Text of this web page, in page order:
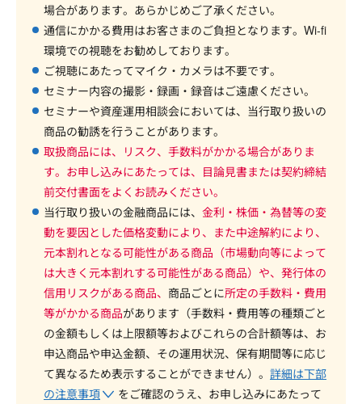
場合があります。あらかじめご了承ください。
通信にかかる費用はお客さまのご負担となります。Wi-fi
環境での視聴をお勧めしております。
ご視聴にあたってマイク・カメラは不要です。
セミナー内容の撮影・録画・録音はご遠慮ください。
セミナーや資産運用相談会においては、当行取り扱いの
商品の勧誘を行うことがあります。
取扱商品には、リスク、手数料がかかる場合がありま
す。お申し込みにあたっては、目論見書または契約締結
前交付書面をよくお読みください。
当行取り扱いの金融商品には、 金利・株価・為替等の変
動を要因とした価格変動により、また中途解約により、
元本割れとなる可能性がある商品（市場動向等によって
は大きく元本割れする可能性がある商品）や、発行体の
信用リスクがある商品、 商品ごとに所定の手数料・費用
等がかかる商品があります（手数料・費用等の種類ごと
の金額もしくは上限額等およびこれらの合計額等は、お
申込商品や申込金額、その運用状況、保有期間等に応じ
て異なるため表示することができません）。 詳細は下部
の注意事項
をご確認のうえ、お申し込みにあたって